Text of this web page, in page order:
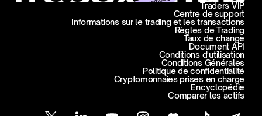
Centre de support
Informations sur le trading et les transactions
Traders VIP
Règles de Trading
Taux de change
Document API
Conditions d'utilisation
Conditions Générales
Politique de confidentialité
Cryptomonnaies prises en charge
Encyclopédie
Comparer les actifs